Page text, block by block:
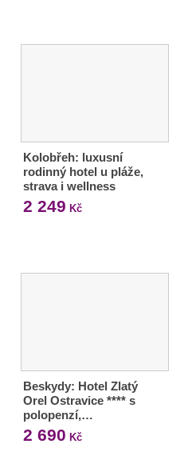
Kolobřeh: luxusní
rodinný hotel u pláže,
strava i wellness
2 249 Kč
Beskydy: Hotel Zlatý
Orel Ostravice **** s
polopenzí,…
2 690 Kč